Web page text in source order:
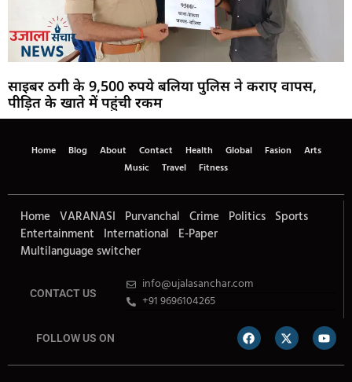
साइबर ठगी के 9,500 रुपये बलिया पुलिस ने कराए वापस,
पीड़ित के खाते में पहुंची रकम
Home Blog About Contact Health Global Fasion
Arts
Music
Travel Fitness
Home VARANASI Purvanchal Crime Politics Sports
Entertainment International E-Paper
Multilanguage switcher
CONTACT US
info@ujalasanchar.com
+91 9696104265
FOLLOW US ON